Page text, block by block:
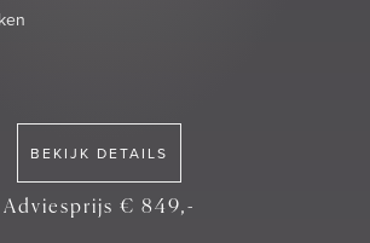
BEKIJK DETAILS
Adviesprijs € 849,-